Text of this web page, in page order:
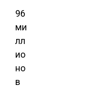
96
ми
лл
ио
но
в